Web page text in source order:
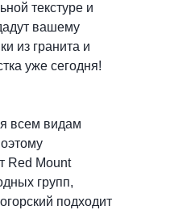
текстуре и
вашему
из гранита и
уже сегодня!
всем видам
Red Mount
групп,
подходит